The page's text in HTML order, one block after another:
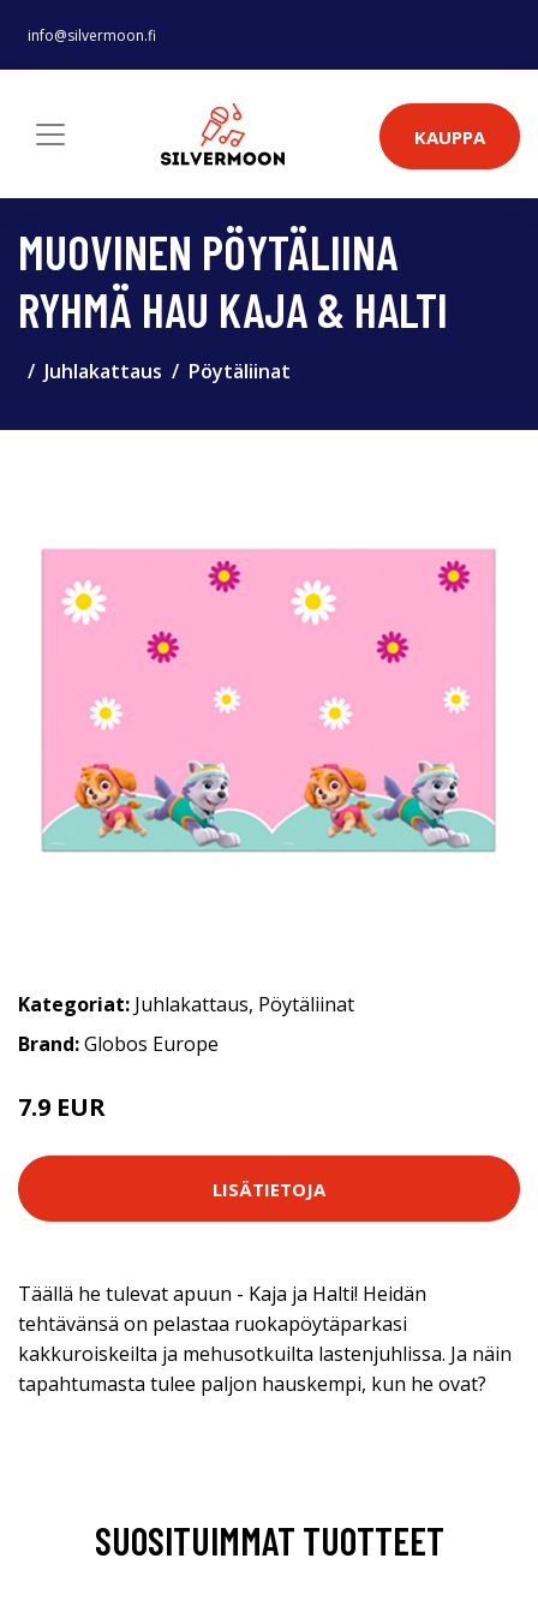
info@silvermoon.fi
KAUPPA
MUOVINEN PÖYTÄLIINA
RYHMÄ HAU KAJA & HALTI
Juhlakattaus Pöytäliinat
Kategoriat: Juhlakattaus, Pöytäliinat
Brand:Globos Europe
7.9 EUR
LISÄTIETOJA
Täällä he tulevat apuun - Kaja ja Halti! Heidän
tehtävänsä on pelastaa ruokapöytäparkasi
kakkuroiskeilta ja mehusotkuilta lastenjuhlissa. Ja näin
tapahtumasta tulee paljon hauskempi, kun he ovat?
SUOSITUIMMAT TUOTTEET